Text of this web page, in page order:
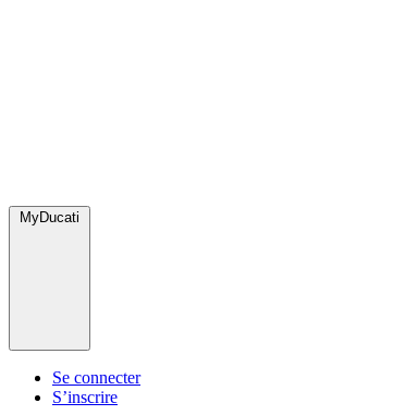
MyDucati
Se connecter
S’inscrire